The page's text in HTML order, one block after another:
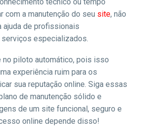
com a manutenção do seu site, não
ajuda de profissionais
especializados.
no piloto automático, pois isso
experiência ruim para os
sua reputação online. Siga essas
de manutenção sólido e
de um site funcional, seguro e
online depende disso!